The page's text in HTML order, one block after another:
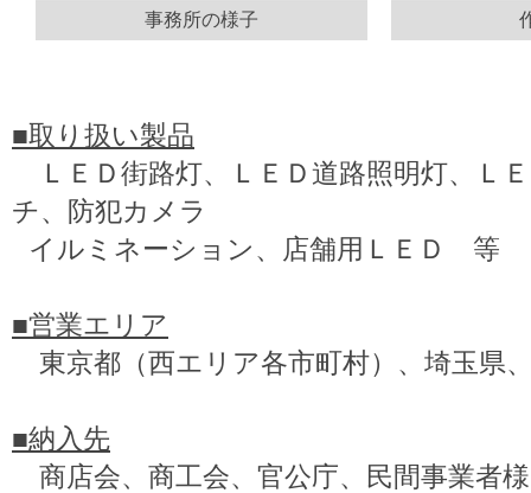
事務所の様子
■取り扱い製品
ＬＥＤ街路灯、ＬＥＤ道路照明灯、Ｌ
チ、防犯カメラ
イルミネーション、店舗用ＬＥＤ 等
■営業エリア
東京都（西エリア各市町村）、埼玉県
■納入先
商店会、商工会、官公庁、民間事業者様